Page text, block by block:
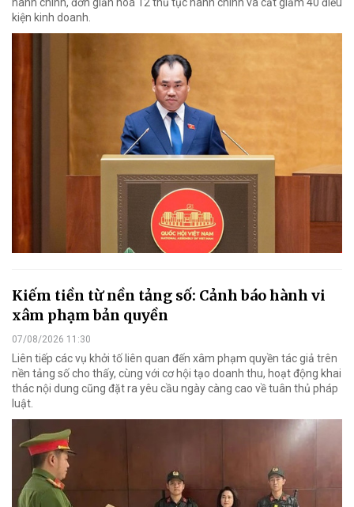
kiện kinh doanh.
Kiếm tiền từ nền tảng số: Cảnh báo hành vi
xâm phạm bản quyền
07/08/2026 11:30
Liên tiếp các vụ khởi tố liên quan đến xâm phạm quyền tác giả trên
nền tảng số cho thấy, cùng với cơ hội tạo doanh thu, hoạt động khai
thác nội dung cũng đặt ra yêu cầu ngày càng cao về tuân thủ pháp
luật.